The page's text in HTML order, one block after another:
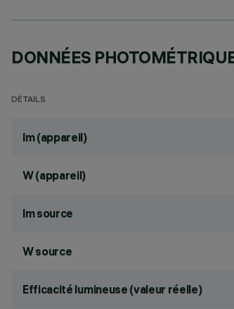
DONNÉES
DÉTAILS
lm (appareil)
W (appareil)
lm source
W source
Efficacité lumineuse (valeur réelle)